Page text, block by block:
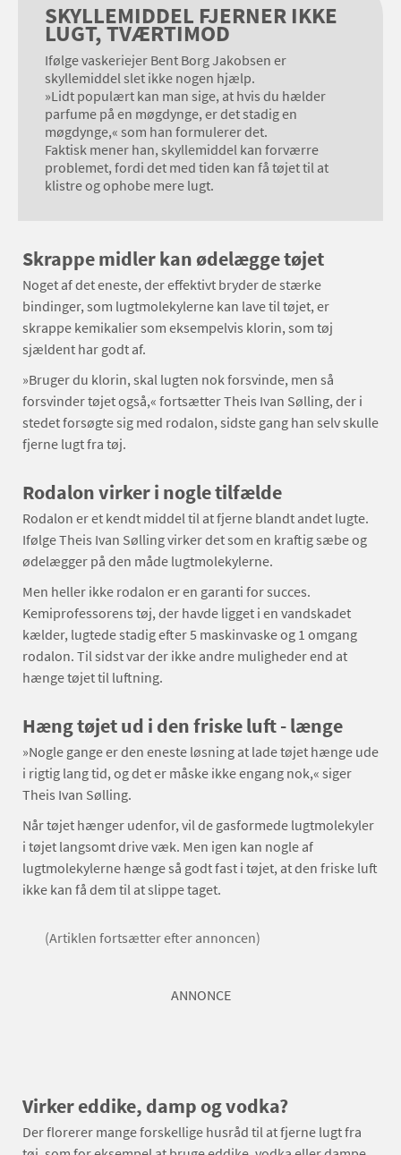
SKYLLEMIDDEL FJERNER IKKE
LUGT, TVÆRTIMOD
Ifølge vaskeriejer Bent Borg Jakobsen er
skyllemiddel slet ikke nogen hjælp.
»Lidt populært kan man sige, at hvis du hælder
parfume på en møgdynge, er det stadig en
møgdynge,« som han formulerer det.
Faktisk mener han, skyllemiddel kan forværre
problemet, fordi det med tiden kan få tøjet til at
klistre og ophobe mere lugt.
Skrappe midler kan ødelægge tøjet
Noget af det eneste, der effektivt bryder de stærke
bindinger, som lugtmolekylerne kan lave til tøjet, er
skrappe kemikalier som eksempelvis klorin, som tøj
sjældent har godt af.
»Bruger du klorin, skal lugten nok forsvinde, men så
forsvinder tøjet også,« fortsætter Theis Ivan Sølling, der i
stedet forsøgte sig med rodalon, sidste gang han selv skulle
fjerne lugt fra tøj.
Rodalon virker i nogle tilfælde
Rodalon er et kendt middel til at fjerne blandt andet lugte.
Ifølge Theis Ivan Sølling virker det som en kraftig sæbe og
ødelægger på den måde lugtmolekylerne.
Men heller ikke rodalon er en garanti for succes.
Kemiprofessorens tøj, der havde ligget i en vandskadet
kælder, lugtede stadig efter 5 maskinvaske og 1 omgang
rodalon. Til sidst var der ikke andre muligheder end at
hænge tøjet til luftning.
Hæng tøjet ud i den friske luft - længe
»Nogle gange er den eneste løsning at lade tøjet hænge ude
i rigtig lang tid, og det er måske ikke engang nok,« siger
Theis Ivan Sølling.
Når tøjet hænger udenfor, vil de gasformede lugtmolekyler
i tøjet langsomt drive væk. Men igen kan nogle af
lugtmolekylerne hænge så godt fast i tøjet, at den friske luft
ikke kan få dem til at slippe taget.
(Artiklen fortsætter efter annoncen)
ANNONCE
Virker eddike, damp og vodka?
Der florerer mange forskellige husråd til at fjerne lugt fra